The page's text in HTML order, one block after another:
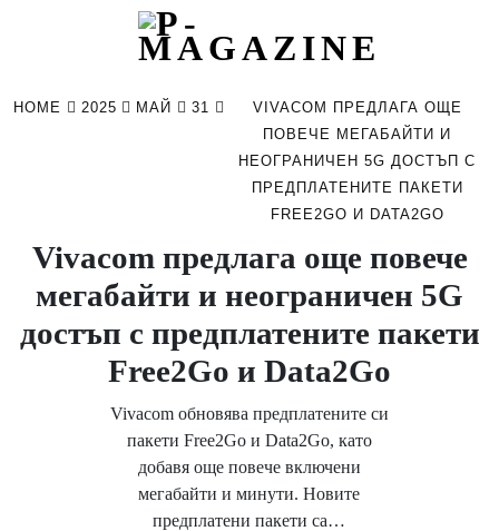
HOME 2025 МАЙ 31
VIVACOM ПРЕДЛАГА ОЩЕ
ПОВЕЧЕ МЕГАБАЙТИ И
НЕОГРАНИЧЕН 5G ДОСТЪП С
ПРЕДПЛАТЕНИТЕ ПАКЕТИ
FREE2GO И DATA2GO
Vivacom предлага още повече
мегабайти и неограничен 5G
достъп с предплатените пакети
Free2Go и Data2Go
Vivacom обновява предплатените си
пакети Free2Go и Data2Go, като
добавя още повече включени
мегабайти и минути. Новите
предплатени пакети са…